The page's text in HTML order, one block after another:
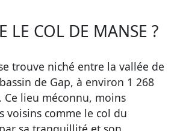
LE COL DE MANSE ?
trouve niché entre la vallée de
de Gap, à environ 1 268
lieu méconnu, moins
voisins comme le col du